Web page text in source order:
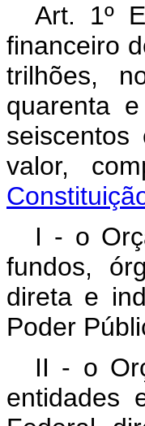
Art. 1º
financeiro
trilhões,
quarenta
valor,
I - o
fundos,
direta e
Poder
II - o
entidades